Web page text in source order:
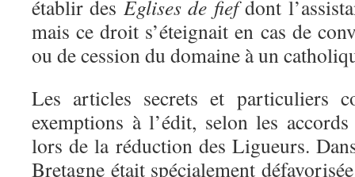
établir des Églises de fiefdont
mais ce droit s’éteignait en cas de
ou de cession du domaine à un
Les articles secrets et particuliers
exemptions à l’édit, selon les
lors de la réduction des Ligueurs.
Bretagne était spécialement